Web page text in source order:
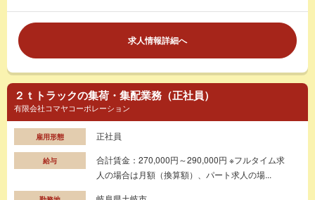
求人情報詳細へ
２ｔトラックの集荷・集配業務（正社員）
有限会社コマヤコーポレーション
雇用形態 正社員
給与
合計賃金：270,000円～290,000円 ※フルタイム求
人の場合は月額（換算額）、パート求人の場...